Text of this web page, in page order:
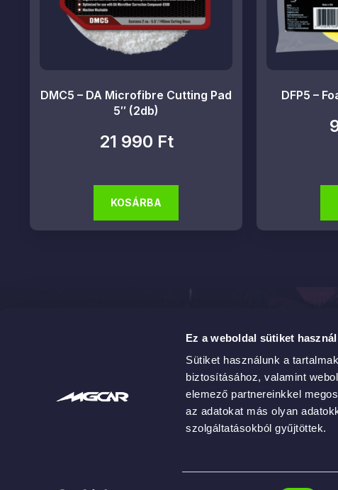
Ez a weboldal sütiket használ
Sütiket használunk a
biztosításához, valamint
elemező partnereinkkel
az adatokat más olyan
szolgáltatásokból gyűjtöttek.
DMC5 – DA Microfibre Cutting Pad
5″ (2db)
21 990 Ft
KOSÁRBA
DFP5 –
Professzionális autókozmetikai megoldások
2142
(A/10)
+36 70 701